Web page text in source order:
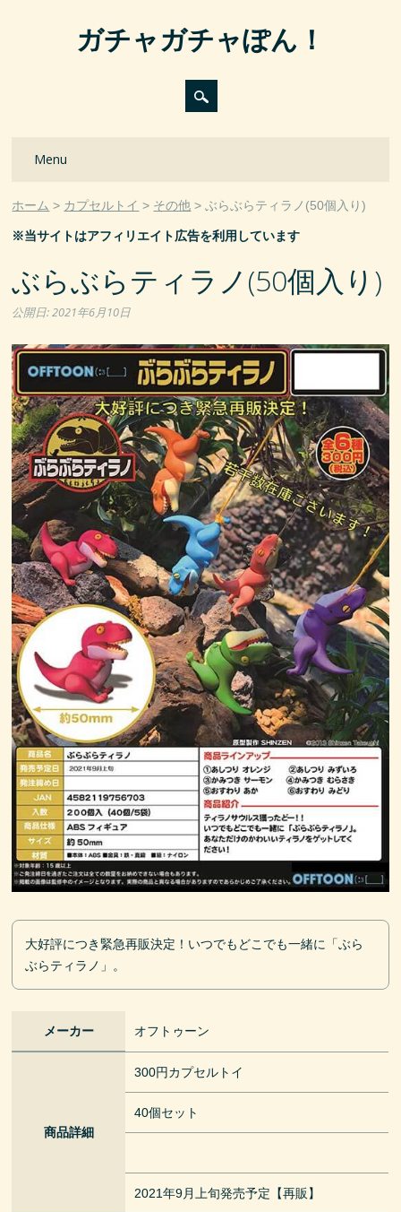
ガチャガチャぽん！
Main menu
Menu
ホーム カプセルトイ その他 ぶらぶらティラノ(50個入り)
※当サイトはアフィリエイト広告を利用しています
ぶらぶらティラノ(50個入り)
公開日:2021年6月10日
大好評につき緊急再販決定！いつでもどこでも一緒に「ぶら
ぶらティラノ」。
メーカー オフトゥーン
商品詳細
300円カプセルトイ
40個セット
2021年9月上旬発売予定【再販】